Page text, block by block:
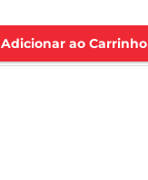
Adicionar ao Carrinho